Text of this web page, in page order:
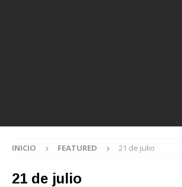
INICIO FEATURED 21 de julio
21 de julio